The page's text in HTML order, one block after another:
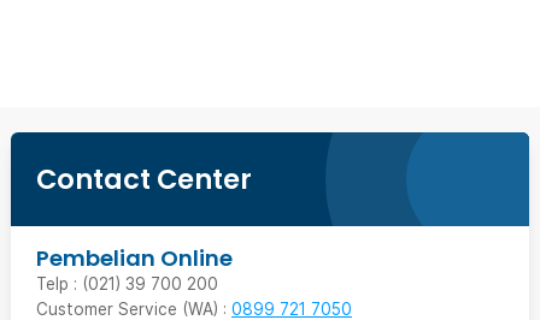
Contact Center
Pembelian Online
Telp : (021) 39 700 200
Customer Service (WA) : 0899 721 7050